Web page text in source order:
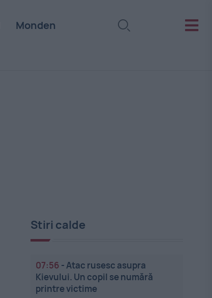
Monden
Stiri calde
07:56 -Atac rusesc asupra
Kievului. Un copil se numără
printre victime